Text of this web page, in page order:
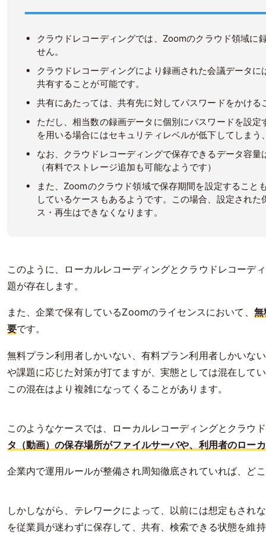
クラウドレコーディングでは、Zoomのクラウド領域に
せん。
クラウドレコーディングにより録画された会議データ
共有することが可能です。
共有にあたっては、共有先に対してパスワードをかけ
ただし、相当数の録画データに個別にパスワードを設
を用いる場合にはセキュリティレベルが低下してしま
なお、クラウドレコーディングで保存できるデータ容
（有料でストレージ追加も可能なようです）
また、Zoomのクラウド領域で保存期間を設定するこ
しているケースもあるようです。この場合、設定され
ス・再生はできなくなります。
このように、ローカルレコーディングとクラウドレコーデ
題が存在します。
また、企業で保有しているZoomのライセンスにおいて、 無
要です。
無料プラン利用者しかいない、有料プラン利用者しかいな
や課題に応じた対策が打てますが、実態としては混在して
この混在はより複雑になってくることがあります。
このようなケースでは、ローカルレコーディングとクラウ
タ（動画）の保存場所がファイルサーバや、利用者のロー
企業内で運用ルールが整備され周知徹底されていれば、ど
しかしながら、テレワークによって、以前には想定もさ
を従業員が迷わずに保存して、共有、検索できる状態を維